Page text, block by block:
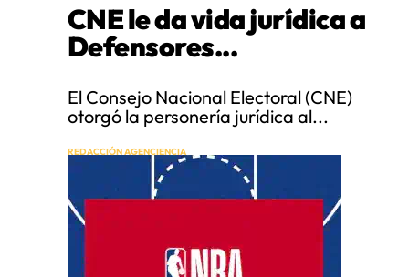
CNE le da vida jurídica a
Defensores...
El Consejo Nacional Electoral (CNE)
otorgó la personería jurídica al...
REDACCIÓN AGENCIENCIA